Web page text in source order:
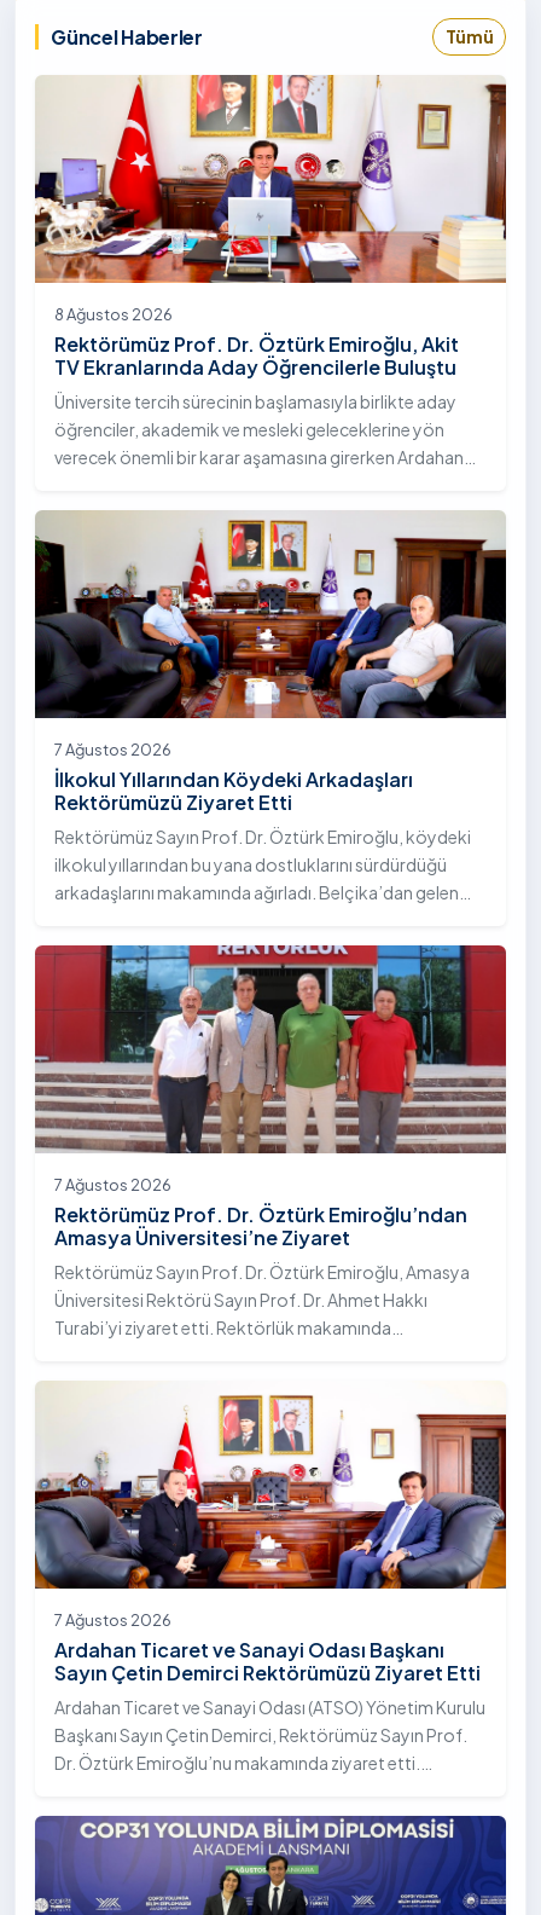
Güncel Haberler Tümü
8 Ağustos 2026
Rektörümüz Prof. Dr. Öztürk Emiroğlu, Akit
TV Ekranlarında Aday Öğrencilerle Buluştu
Üniversite tercih sürecinin başlamasıyla birlikte aday
öğrenciler, akademik ve mesleki geleceklerine yön
verecek önemli bir karar aşamasına girerken Ardahan
yaklaşımı ve sunduğu akademik imkânlarla tercih
dönemindeki adaylarla buluşmayı sürdürüyor. Bu
kapsamda Üniversitemiz Rektörü Sayın Prof. Dr. Öztürk
Emiroğlu, moderatörlüğünü Murat Şahin’in yaptığı Akit
TV'de canlı yayımlanan "Eğitim Atlası" programına
konuk olarak üniversitemizin akademik yapısı, eğitim
modeli, kalite çalışmaları ve öğrencilere sunduğu sosyal
olanaklar hakkında bilgi verdi.
7 Ağustos 2026
İlkokul Yıllarından Köydeki Arkadaşları
Rektörümüzü Ziyaret Etti
Rektörümüz Sayın Prof. Dr. Öztürk Emiroğlu, köydeki
ilkokul yıllarından bu yana dostluklarını sürdürdüğü
arkadaşlarını makamında ağırladı. Belçika’dan gelen
Çelik, Rektörümüz Sayın Prof. Dr. Öztürk Emiroğlu’na
nezaket ziyaretinde bulundu.
7 Ağustos 2026
Rektörümüz Prof. Dr. Öztürk Emiroğlu’ndan
Amasya Üniversitesi’ne Ziyaret
Rektörümüz Sayın Prof. Dr. Öztürk Emiroğlu, Amasya
Üniversitesi Rektörü Sayın Prof. Dr. Ahmet Hakkı
Turabi’yi ziyaret etti. Rektörlük makamında
Yardımcısı Prof. Dr. Murat Kurt eşlik etti.
7 Ağustos 2026
Ardahan Ticaret ve Sanayi Odası Başkanı
Sayın Çetin Demirci Rektörümüzü Ziyaret Etti
Ardahan Ticaret ve Sanayi Odası (ATSO) Yönetim Kurulu
Başkanı Sayın Çetin Demirci, Rektörümüz Sayın Prof.
Dr. Öztürk Emiroğlu’nu makamında ziyaret etti.
arasındaki iş birliği imkânları ele alınırken, Ardahan’ın
ekonomik ve sosyo-kültürel gelişimine katkı
sağlayacak ortak projeler değerlendirildi.